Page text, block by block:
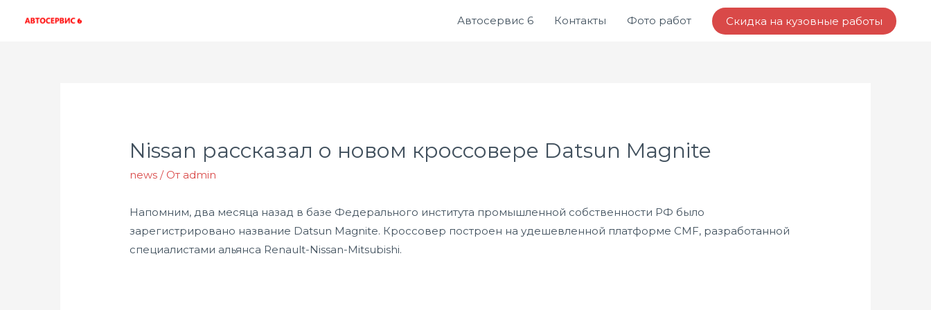
Автосервис 6 Контакты Фото работ Скидка на кузовные работы
Nissan рассказал о новом кроссовере Datsun Magnite
news / От admin
Напомним, два месяца назад в базе Федерального института промышленной собственности РФ было
зарегистрировано название Datsun Magnite. Кроссовер построен на удешевленной платформе CMF, разработанной
специалистами альянса Renault-Nissan-Mitsubishi.